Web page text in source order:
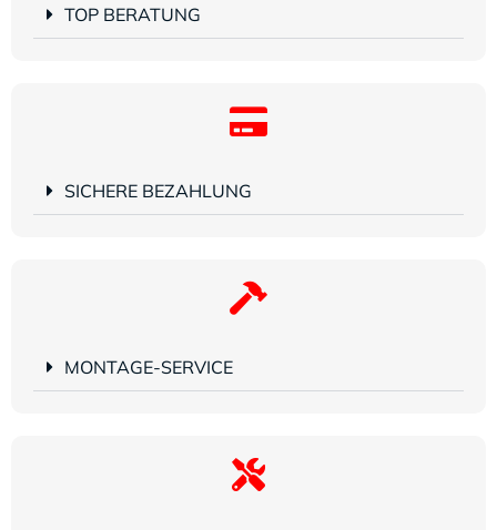
TOP BERATUNG
SICHERE BEZAHLUNG
MONTAGE-SERVICE